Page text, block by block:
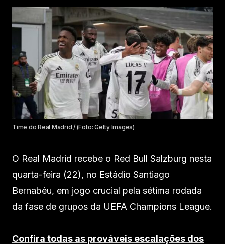
Time do Real Madrid / (Foto: Getty Images)
O Real Madrid recebe o Red Bull Salzburg nesta
quarta-feira (22), no Estádio Santiago
Bernabéu, em jogo crucial pela sétima rodada
da fase de grupos da UEFA Champions League.
Confira todas as prováveis escalações dos